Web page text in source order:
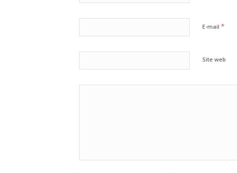
E-mail *
Site web